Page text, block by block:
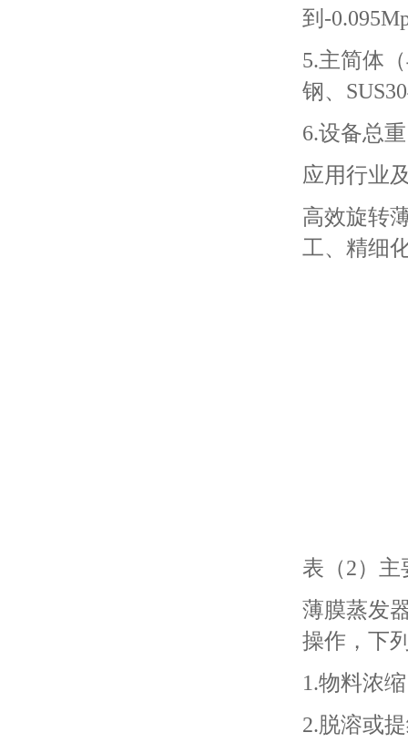
到-
5.主简体
钢、
6.设备总
应用行业
高效旋转
工、精细
表（2）主
薄膜蒸发
操作，下
1.物料浓
2.脱溶或